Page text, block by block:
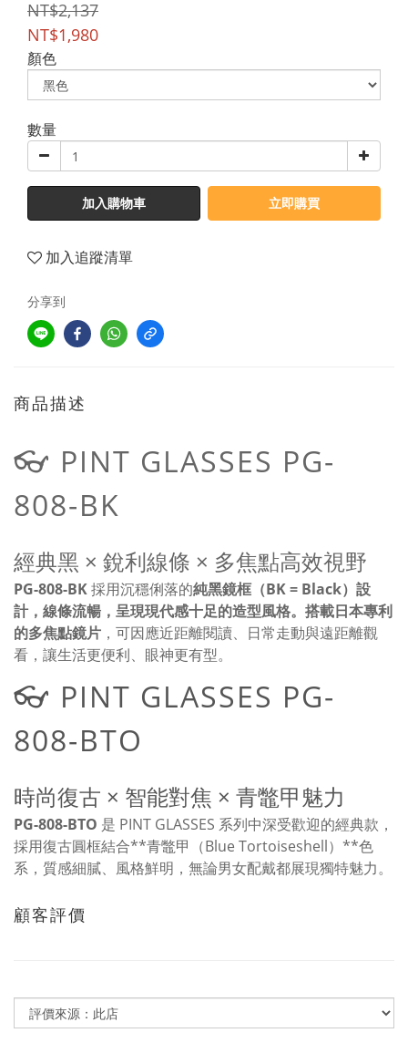
NT$2,137
NT$1,980
顏色
數量
加入購物車 立即購買
加入追蹤清單
分享到
商品描述
👓 PINT GLASSES PG-
808-BK
經典黑 × 銳利線條 × 多焦點高效視野
PG-808-BK採用沉穩俐落的純黑鏡框（BK = Black） 設
計，線條流暢，呈現現代感十足的造型風格。搭載日本專利
的多焦點鏡片 ，可因應近距離閱讀、日常走動與遠距離觀
看，讓生活更便利、眼神更有型。
👓 PINT GLASSES PG-
808-BTO
時尚復古 × 智能對焦 × 青鼈甲魅力
PG-808-BTO 是 PINT GLASSES 系列中深受歡迎的經典款，
採用復古圓框結合**青鼈甲（Blue Tortoiseshell）**色
系，質感細膩、風格鮮明，無論男女配戴都展現獨特魅力。
顧客評價